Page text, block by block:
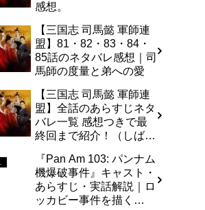
感想。
【三国志 司馬懿 軍師連
盟】81・82・83・84・
85話のネタバレ感想｜司
馬師の度量と弟への愛
【三国志 司馬懿 軍師連
盟】全話のあらすじネタ
バレ一覧 感想つきで最
終回まで紹介！（しば
『Pan Am 103: パンナム
機爆破事件』キャスト・
あらすじ・実話解説｜ロ
ッカビー事件を描く